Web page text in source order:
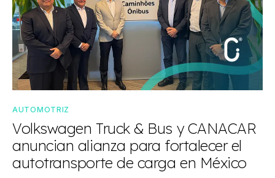
AUTOMOTRIZ
Volkswagen Truck & Bus y CANACAR
anuncian alianza para fortalecer el
autotransporte de carga en México